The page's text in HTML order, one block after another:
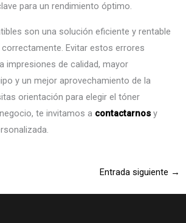
para un rendimiento óptimo.
son una solución eficiente y rentable
Evitar estos errores
impresiones de calidad, mayor
y un mejor aprovechamiento de la
orientación para elegir el tóner
te invitamos a contactarnos y
Entrada siguiente →